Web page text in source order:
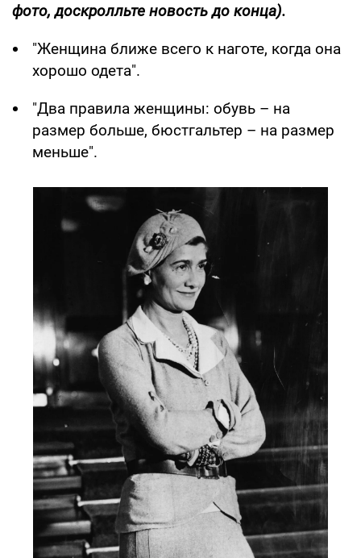
фото, доскролльте новость до конца).
"Женщина ближе всего к наготе, когда она
хорошо одета".
"Два правила женщины: обувь – на
размер больше, бюстгальтер – на размер
меньше".